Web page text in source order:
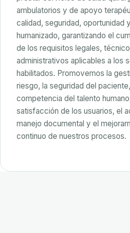
ambulatorios y de apoyo
calidad, seguridad, oportunidad
humanizado, garantizando el
de los requisitos legales,
administrativos aplicables a los
habilitados. Promovemos la
riesgo, la seguridad del
competencia del talento
satisfacción de los usuarios, el
manejo documental y el
continuo de nuestros procesos.